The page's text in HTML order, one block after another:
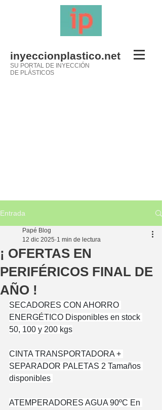
inyeccionplastico.net
SU PORTAL DE INYECCIÓN
DE PLÁSTICOS
Entrada
¡ OFERTAS EN
PERIFÉRICOS FINAL DE
AÑO !
Papé Blog
12 dic 2025 1 min de lectura
SECADORES CON AHORRO
ENERGÉTICO Disponibles en stock
50, 100 y 200 kgs
CINTA TRANSPORTADORA +
SEPARADOR PALETAS 2 Tamaños
disponibles
ATEMPERADORES AGUA 90ºC En